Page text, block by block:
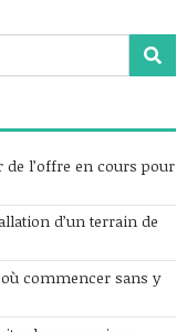
l’offre en cours pour
d’un terrain de
commencer sans y